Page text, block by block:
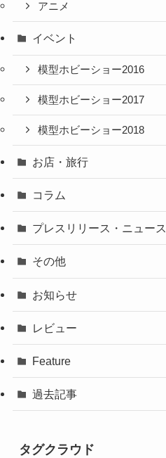
アニメ
イベント
模型ホビーショー2016
模型ホビーショー2017
模型ホビーショー2018
お店・旅行
コラム
プレスリリース・ニュース
その他
お知らせ
レビュー
Feature
過去記事
タグクラウド